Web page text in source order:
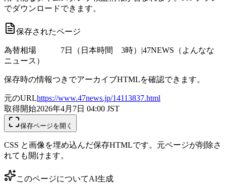
でダウンロードできます。
保存されたページ
為替相場 7日（日本時間 3時）|47NEWS（よんなな
ニュース）
保存時の情報つきでアーカイブHTMLを確認できます。
元のURLhttps://www.47news.jp/14113837.html
取得開始2026年4月7日 04:00 JST
保存ページを開く
CSS と画像を埋め込んだ保存HTMLです。元ページが削除さ
れても開けます。
このページについてAI生成